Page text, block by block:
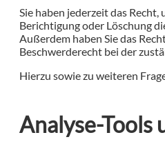
Sie haben jederzeit das
Berichtigung oder Löschung
Außerdem haben Sie das
Beschwerderecht bei der
Hierzu sowie zu weiteren
Analyse-